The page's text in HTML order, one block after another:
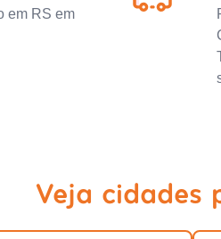
em RS em
Veja cidades